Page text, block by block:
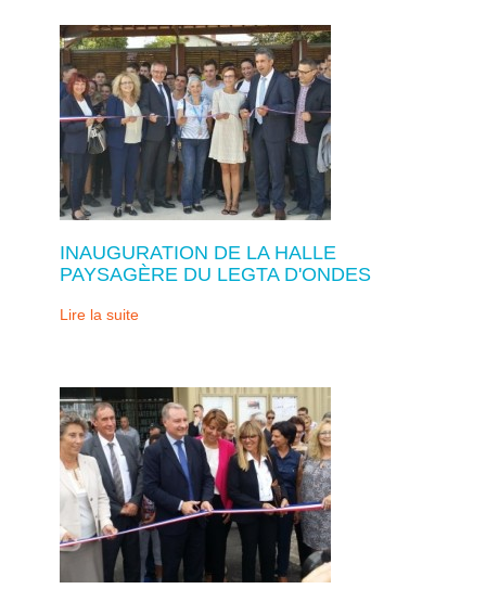
INAUGURATION DE LA HALLE
PAYSAGÈRE DU LEGTA D'ONDES
Lire la suite